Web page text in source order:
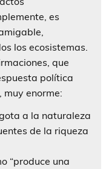
es
los ecosistemas.
que
política
enorme:
a la naturaleza
de la riqueza
“produce una